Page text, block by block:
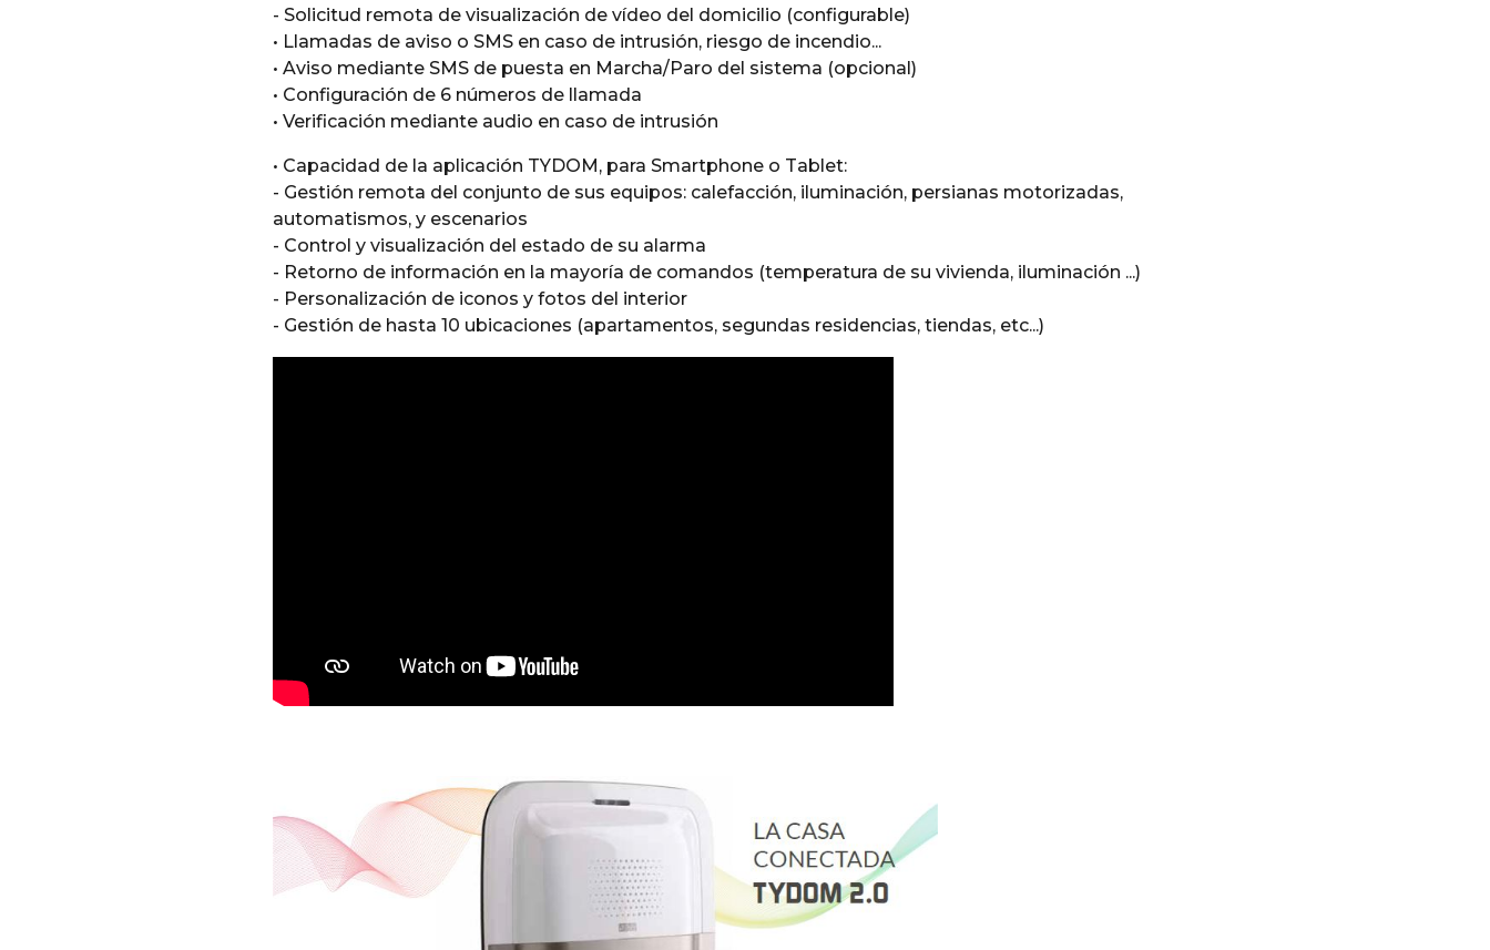
- Solicitud remota de visualización de vídeo del domicilio (configurable)
• Llamadas de aviso o SMS en caso de intrusión, riesgo de incendio...
• Aviso mediante SMS de puesta en Marcha/Paro del sistema (opcional)
• Configuración de 6 números de llamada
• Verificación mediante audio en caso de intrusión
• Capacidad de la aplicación TYDOM, para Smartphone o Tablet:
- Gestión remota del conjunto de sus equipos: calefacción, iluminación, persianas motorizadas,
automatismos, y escenarios
- Control y visualización del estado de su alarma
- Retorno de información en la mayoría de comandos (temperatura de su vivienda, iluminación ...)
- Personalización de iconos y fotos del interior
- Gestión de hasta 10 ubicaciones (apartamentos, segundas residencias, tiendas, etc...)